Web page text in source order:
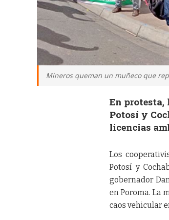
Mineros queman un muñeco que
En protesta,
Potosí y
licencias
Los
Potosí y
gobernador
en Poroma. La
caos vehicular